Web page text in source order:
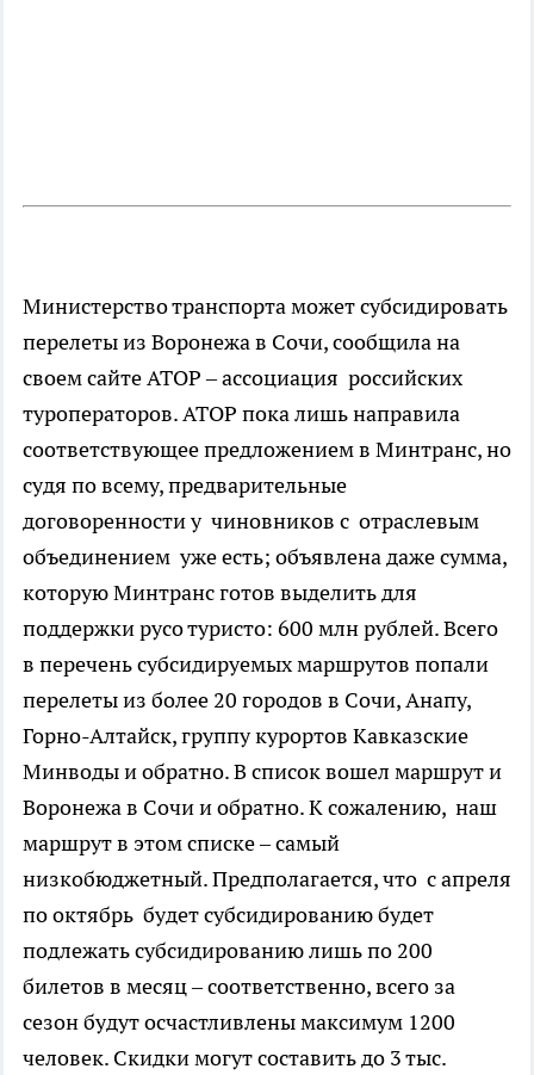
Министерство транспорта может субсидировать
перелеты из Воронежа в Сочи, сообщила на
своем сайте АТОР – ассоциация российских
туроператоров. АТОР пока лишь направила
соответствующее предложением в Минтранс, но
судя по всему, предварительные
договоренности у чиновников с отраслевым
объединением уже есть; объявлена даже сумма,
которую Минтранс готов выделить для
поддержки русо туристо: 600 млн рублей. Всего
в перечень субсидируемых маршрутов попали
перелеты из более 20 городов в Сочи, Анапу,
Горно-Алтайск, группу курортов Кавказские
Минводы и обратно. В список вошел маршрут и
Воронежа в Сочи и обратно. К сожалению, наш
маршрут в этом списке – самый
низкобюджетный. Предполагается, что с апреля
по октябрь будет субсидированию будет
подлежать субсидированию лишь по 200
билетов в месяц – соответственно, всего за
сезон будут осчастливлены максимум 1200
человек. Скидки могут составить до 3 тыс.